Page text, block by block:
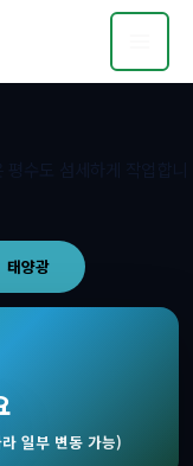
태양광
일부 변동 가능)